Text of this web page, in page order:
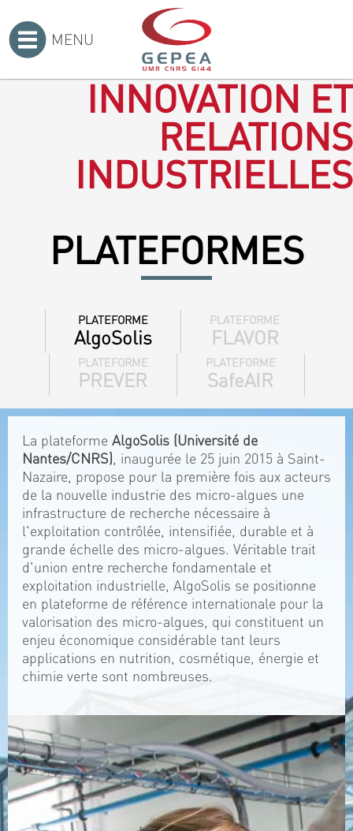
MENU
INNOVATION ET
RELATIONS
INDUSTRIELLES
PLATEFORMES
PLATEFORME
AlgoSolis
PLATEFORME
FLAVOR
PLATEFORME
PREVER
PLATEFORME
SafeAIR
La plateforme AlgoSolis (Université de
Nantes/CNRS), inaugurée le 25 juin 2015 à Saint-
Nazaire, propose pour la première fois aux acteurs
de la nouvelle industrie des micro-algues une
infrastructure de recherche nécessaire à
l'exploitation contrôlée, intensifiée, durable et à
grande échelle des micro-algues. Véritable trait
d'union entre recherche fondamentale et
exploitation industrielle, AlgoSolis se positionne
en plateforme de référence internationale pour la
valorisation des micro-algues, qui constituent un
enjeu économique considérable tant leurs
applications en nutrition, cosmétique, énergie et
chimie verte sont nombreuses.